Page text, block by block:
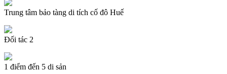
Trung tâm bảo tàng di tích cố đô Huế
Đối tác 2
1 điểm đến 5 di sản